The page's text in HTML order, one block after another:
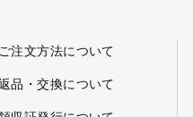
ご注文方法について
品・交換について